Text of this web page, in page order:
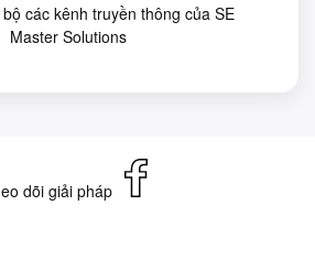
các kênh truyền thông của SE
Master Solutions
dõi giải pháp